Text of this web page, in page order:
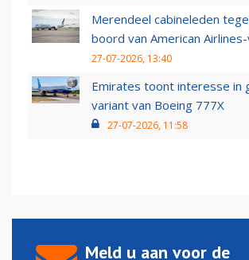
Merendeel cabineleden
boord van American
27-07-2026, 13:40
Emirates toont interesse in
variant van Boeing 777X
27-07-2026, 11:58
Meld u aan voor de